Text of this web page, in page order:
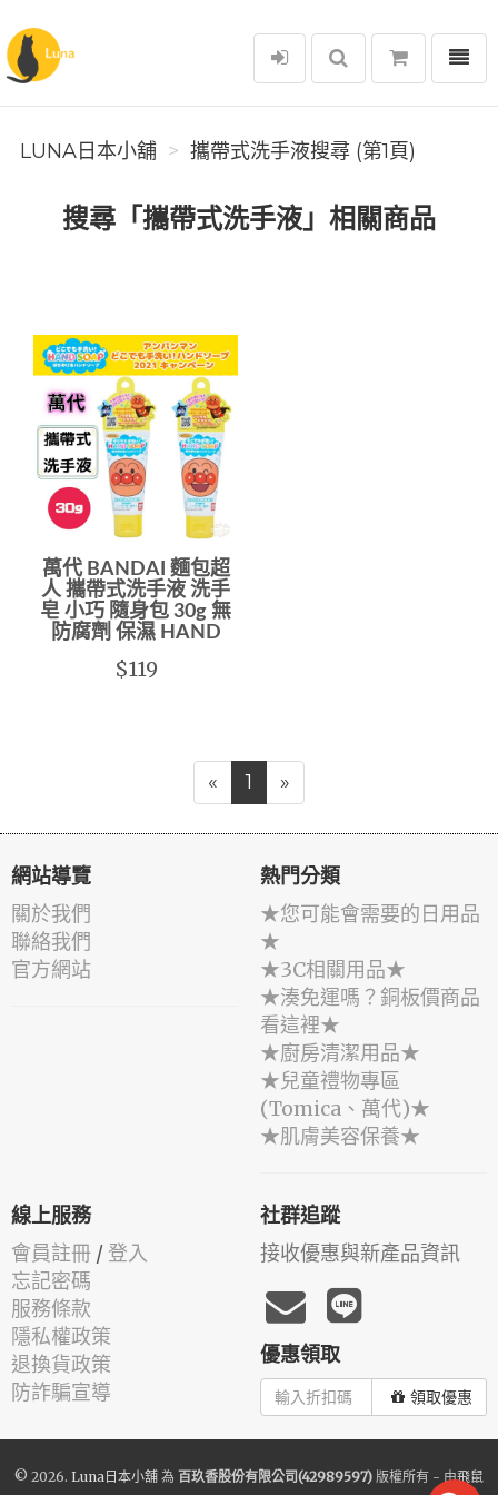
Luna日本小舖
選單
LUNA日本小舖 攜帶式洗手液搜尋 (第1頁)
搜尋「攜帶式洗手液」相關商品
萬代 BANDAI 麵包超
人 攜帶式洗手液 洗手
皂 小巧 隨身包 30g 無
防腐劑 保濕 HAND
$119
« 1 »
網站導覽
關於我們
聯絡我們
官方網站
熱門分類
★您可能會需要的日用品
★
★3C相關用品★
★湊免運嗎？銅板價商品
看這裡★
★廚房清潔用品★
★兒童禮物專區
(Tomica、萬代)★
★肌膚美容保養★
線上服務
會員註冊 / 登入
忘記密碼
服務條款
隱私權政策
退換貨政策
防詐騙宣導
社群追蹤
接收優惠與新產品資訊
優惠領取
領取優惠
© 2026. Luna日本小舖 為 百玖香股份有限公司(42989597) 版權所有 - 由飛鼠